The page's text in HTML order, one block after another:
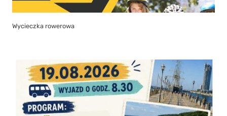
Wycieczka rowerowa